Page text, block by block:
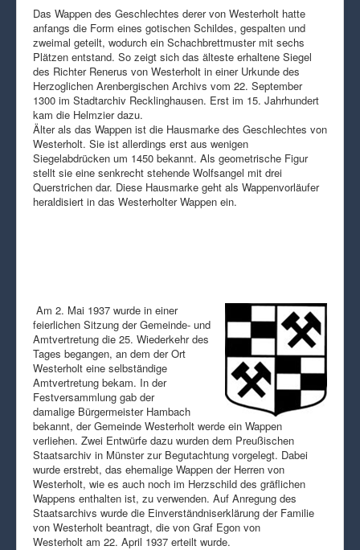
Das Wappen des Geschlechtes derer von Westerholt hatte
anfangs die Form eines gotischen Schildes, gespalten und
zweimal geteilt, wodurch ein Schachbrettmuster mit sechs
Plätzen entstand. So zeigt sich das älteste erhaltene Siegel
des Richter Renerus von Westerholt in einer Urkunde des
Herzoglichen Arenbergischen Archivs vom 22. September
1300 im Stadtarchiv Recklinghausen. Erst im 15. Jahrhundert
kam die Helmzier dazu.
Älter als das Wappen ist die Hausmarke des Geschlechtes von
Westerholt. Sie ist allerdings erst aus wenigen
Siegelabdrücken um 1450 bekannt. Als geometrische Figur
stellt sie eine senkrecht stehende Wolfsangel mit drei
Querstrichen dar. Diese Hausmarke geht als Wappenvorläufer
heraldisiert in das Westerholter Wappen ein.
Am 2. Mai 1937 wurde in einer
feierlichen Sitzung der Gemeinde- und
Amtvertretung die 25. Wiederkehr des
Tages begangen, an dem der Ort
Westerholt eine selbständige
Amtvertretung bekam. In der
Festversammlung gab der
damalige Bürgermeister Hambach
bekannt, der Gemeinde Westerholt werde ein Wappen
verliehen. Zwei Entwürfe dazu wurden dem Preußischen
Staatsarchiv in Münster zur Begutachtung vorgelegt. Dabei
wurde erstrebt, das ehemalige Wappen der Herren von
Westerholt, wie es auch noch im Herzschild des gräflichen
Wappens enthalten ist, zu verwenden. Auf Anregung des
Staatsarchivs wurde die Einverständniserklärung der Familie
von Westerholt beantragt, die von Graf Egon von
Westerholt am 22. April 1937 erteilt wurde.